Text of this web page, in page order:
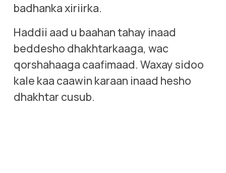
badhanka xiriirka.
Haddii aad u baahan tahay inaad
beddesho dhakhtarkaaga, wac
qorshahaaga caafimaad. Waxay sidoo
kale kaa caawin karaan inaad hesho
dhakhtar cusub.